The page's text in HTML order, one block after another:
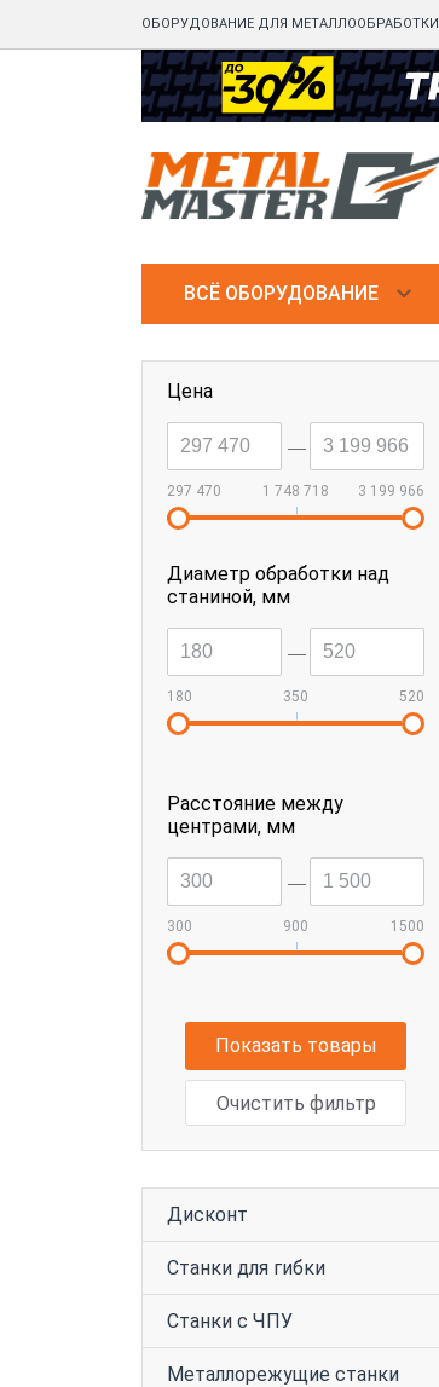
ОБОРУДОВАНИЕ ДЛЯ МЕТАЛЛООБРАБОТКИ
ВСЁ ОБОРУДОВАНИЕ
Цена
1 748 718
297 470 3 199 966
Диаметр обработки над
станиной, мм
350
180 520
Расстояние между
центрами, мм
900
300 1500
Показать товары
Очистить фильтр
Дисконт
Станки для гибки
Станки с ЧПУ
Металлорежущие станки